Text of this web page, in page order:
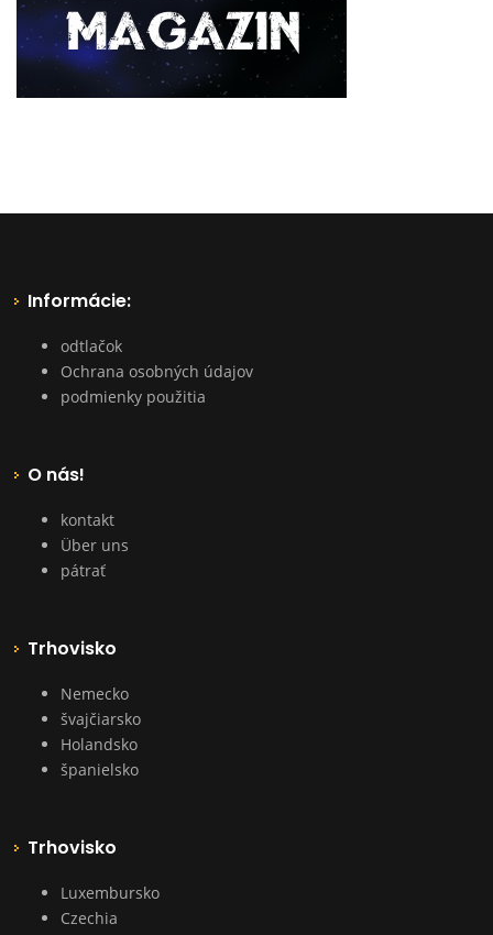
Informácie:
odtlačok
Ochrana osobných údajov
podmienky použitia
O nás!
kontakt
Über uns
pátrať
Trhovisko
Nemecko
švajčiarsko
Holandsko
španielsko
Trhovisko
Luxembursko
Czechia